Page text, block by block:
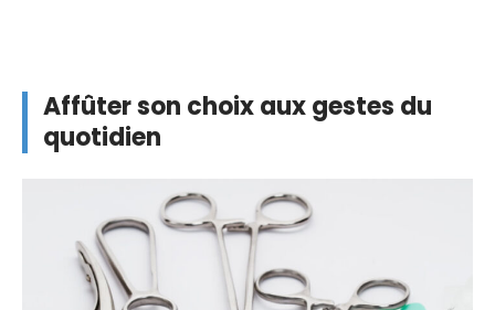
Affûter son choix aux gestes du
quotidien